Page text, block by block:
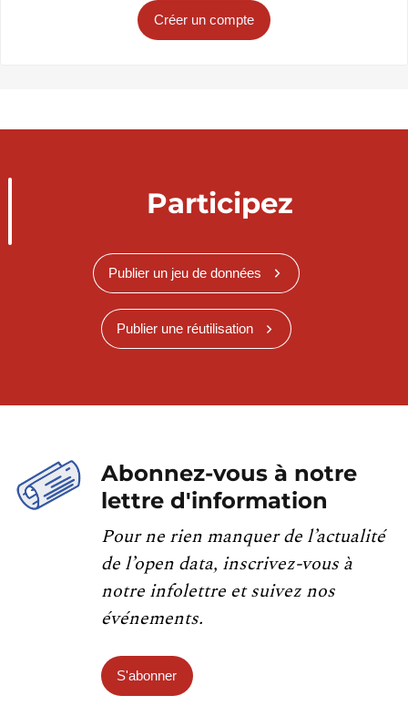
Créer un compte
Participez
Publier un jeu de données
Publier une réutilisation
Abonnez-vous à notre
lettre d'information
Pour ne rien manquer de l’actualité
de l’open data, inscrivez-vous à
notre infolettre et suivez nos
événements.
S'abonner